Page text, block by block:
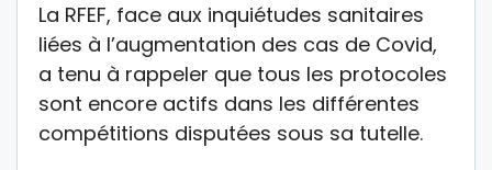
La RFEF, face aux inquiétudes sanitaires
liées à l’augmentation des cas de Covid,
a tenu à rappeler que tous les protocoles
sont encore actifs dans les différentes
compétitions disputées sous sa tutelle.